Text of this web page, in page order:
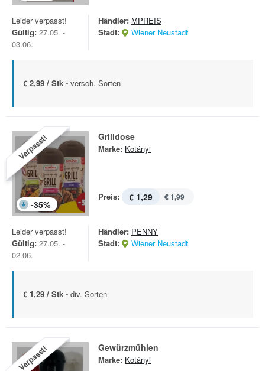
Leider verpasst!
Gültig: 27.05. -
03.06.
Händler: MPREIS
Stadt:
Wiener Neustadt
€ 2,99 / Stk - versch. Sorten
Verpasst!
-35%
Grilldose
Marke: Kotányi
Preis: € 1,29 € 1,99
Leider verpasst!
Gültig: 27.05. -
02.06.
Händler: PENNY
Stadt:
Wiener Neustadt
€ 1,29 / Stk - div. Sorten
Verpasst! Gewürzmühlen
Marke: Kotányi